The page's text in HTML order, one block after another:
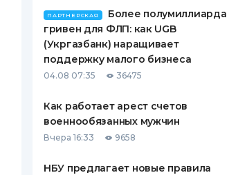
ПАРТНЕРСКАЯ
Более полумиллиарда
гривен для ФЛП: как UGB
(Укргазбанк) наращивает
поддержку малого бизнеса
04.08 07:35 36475
Как работает арест счетов
военнообязанных мужчин
Вчера 16:33 9658
НБУ предлагает новые правила